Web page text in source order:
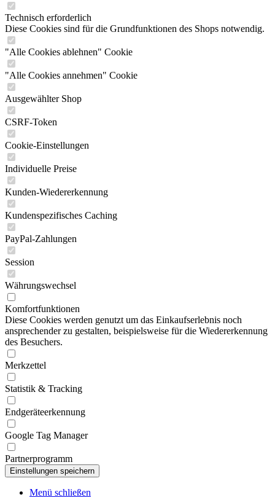
Technisch erforderlich
Diese Cookies sind für die Grundfunktionen des Shops notwendig.
"Alle Cookies ablehnen" Cookie
"Alle Cookies annehmen" Cookie
Ausgewählter Shop
CSRF-Token
Cookie-Einstellungen
Individuelle Preise
Kunden-Wiedererkennung
Kundenspezifisches Caching
PayPal-Zahlungen
Session
Währungswechsel
Komfortfunktionen
Diese Cookies werden genutzt um das Einkaufserlebnis noch
ansprechender zu gestalten, beispielsweise für die Wiedererkennung
des Besuchers.
Merkzettel
Statistik & Tracking
Endgeräteerkennung
Google Tag Manager
Partnerprogramm
Menü schließen